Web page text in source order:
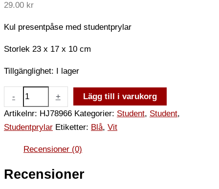
29.00 kr
Kul presentpåse med studentprylar
Storlek 23 x 17 x 10 cm
Tillgänglighet: I lager
- +
Lägg till i varukorg
Artikelnr: HJ78966 Kategorier: Student, Student,
Studentprylar Etiketter: Blå, Vit
Recensioner (0)
Recensioner